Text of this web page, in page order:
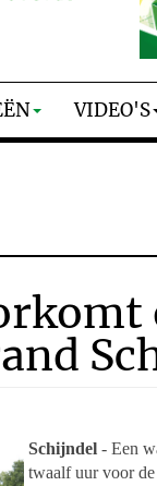
VIDEO'S
Schijndel - Een
twaalf uur voor